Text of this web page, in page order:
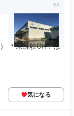
＊未経験OK！ほ
気になる